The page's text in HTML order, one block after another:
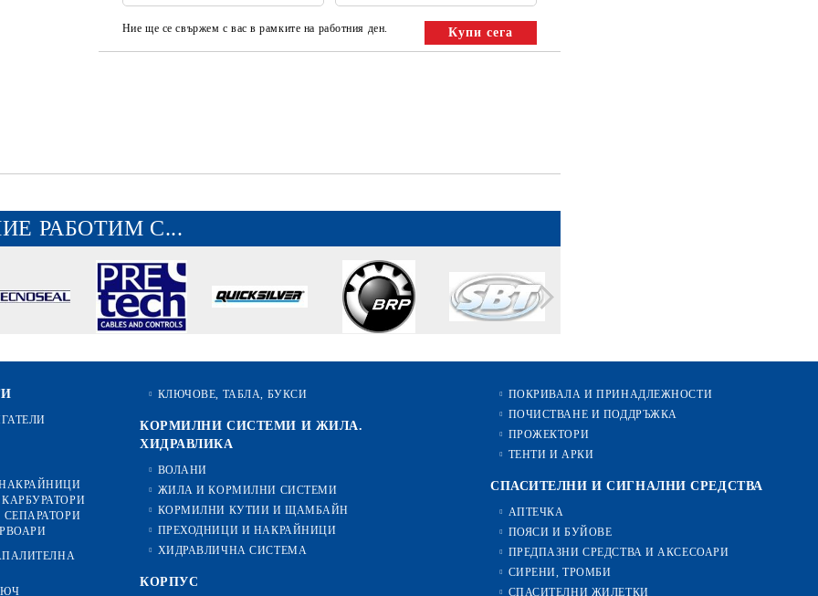
Ние ще се свържем с вас в рамките на работния ден.
РАБОТИМ С...
КЛЮЧОВЕ, ТАБЛА, БУКСИ
КОРМИЛНИ СИСТЕМИ И ЖИЛА.
ХИДРАВЛИКА
ВОЛАНИ
ЖИЛА И КОРМИЛНИ СИСТЕМИ
КОРМИЛНИ КУТИИ И ЩАМБАЙН
ПРЕХОДНИЦИ И НАКРАЙНИЦИ
ХИДРАВЛИЧНА СИСТЕМА
КОРПУС
ПОКРИВАЛА И ПРИНАДЛЕЖНОСТИ
ПОЧИСТВАНЕ И ПОДДРЪЖКА
ПРОЖЕКТОРИ
ТЕНТИ И АРКИ
СПАСИТЕЛНИ И СИГНАЛНИ СРЕДСТВА
АПТЕЧКА
ПОЯСИ И БУЙОВЕ
ПРЕДПАЗНИ СРЕДСТВА И АКСЕСОАРИ
СИРЕНИ, ТРОМБИ
СПАСИТЕЛНИ ЖИЛЕТКИ